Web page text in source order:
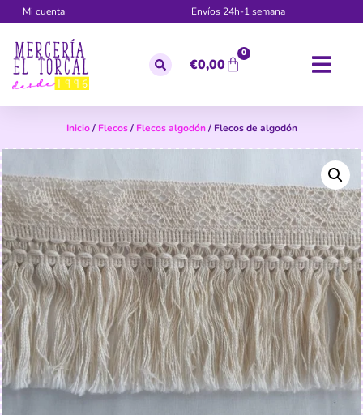
Mi cuenta Envíos 24h-1 semana
€0,00
0
Inicio/ Flecos/ Flecos algodón/ Flecos de algodón